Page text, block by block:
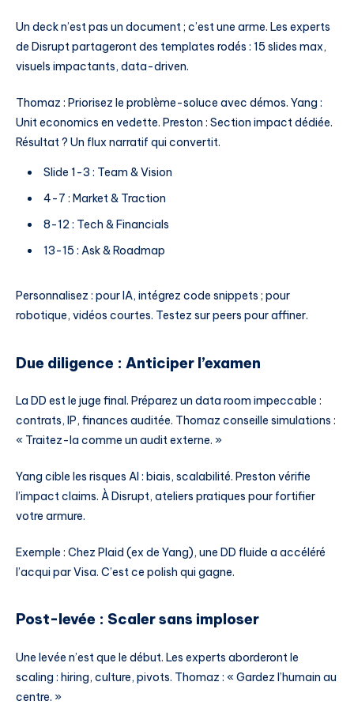
Un deck n’est pas un document ; c’est une arme. Les experts
de Disrupt partageront des templates rodés : 15 slides max,
visuels impactants, data-driven.
Thomaz : Priorisez le problème-soluce avec démos. Yang :
Unit economics en vedette. Preston : Section impact dédiée.
Résultat ? Un flux narratif qui convertit.
Slide 1-3 : Team & Vision
4-7 : Market & Traction
8-12 : Tech & Financials
13-15 : Ask & Roadmap
Personnalisez : pour IA, intégrez code snippets ; pour
robotique, vidéos courtes. Testez sur peers pour affiner.
Due diligence : Anticiper l’examen
La DD est le juge final. Préparez un data room impeccable :
contrats, IP, finances auditée. Thomaz conseille simulations :
« Traitez-la comme un audit externe. »
Yang cible les risques AI : biais, scalabilité. Preston vérifie
l’impact claims. À Disrupt, ateliers pratiques pour fortifier
votre armure.
Exemple : Chez Plaid (ex de Yang), une DD fluide a accéléré
l’acqui par Visa. C’est ce polish qui gagne.
Post-levée : Scaler sans imploser
Une levée n’est que le début. Les experts aborderont le
scaling : hiring, culture, pivots. Thomaz : « Gardez l’humain au
centre. »